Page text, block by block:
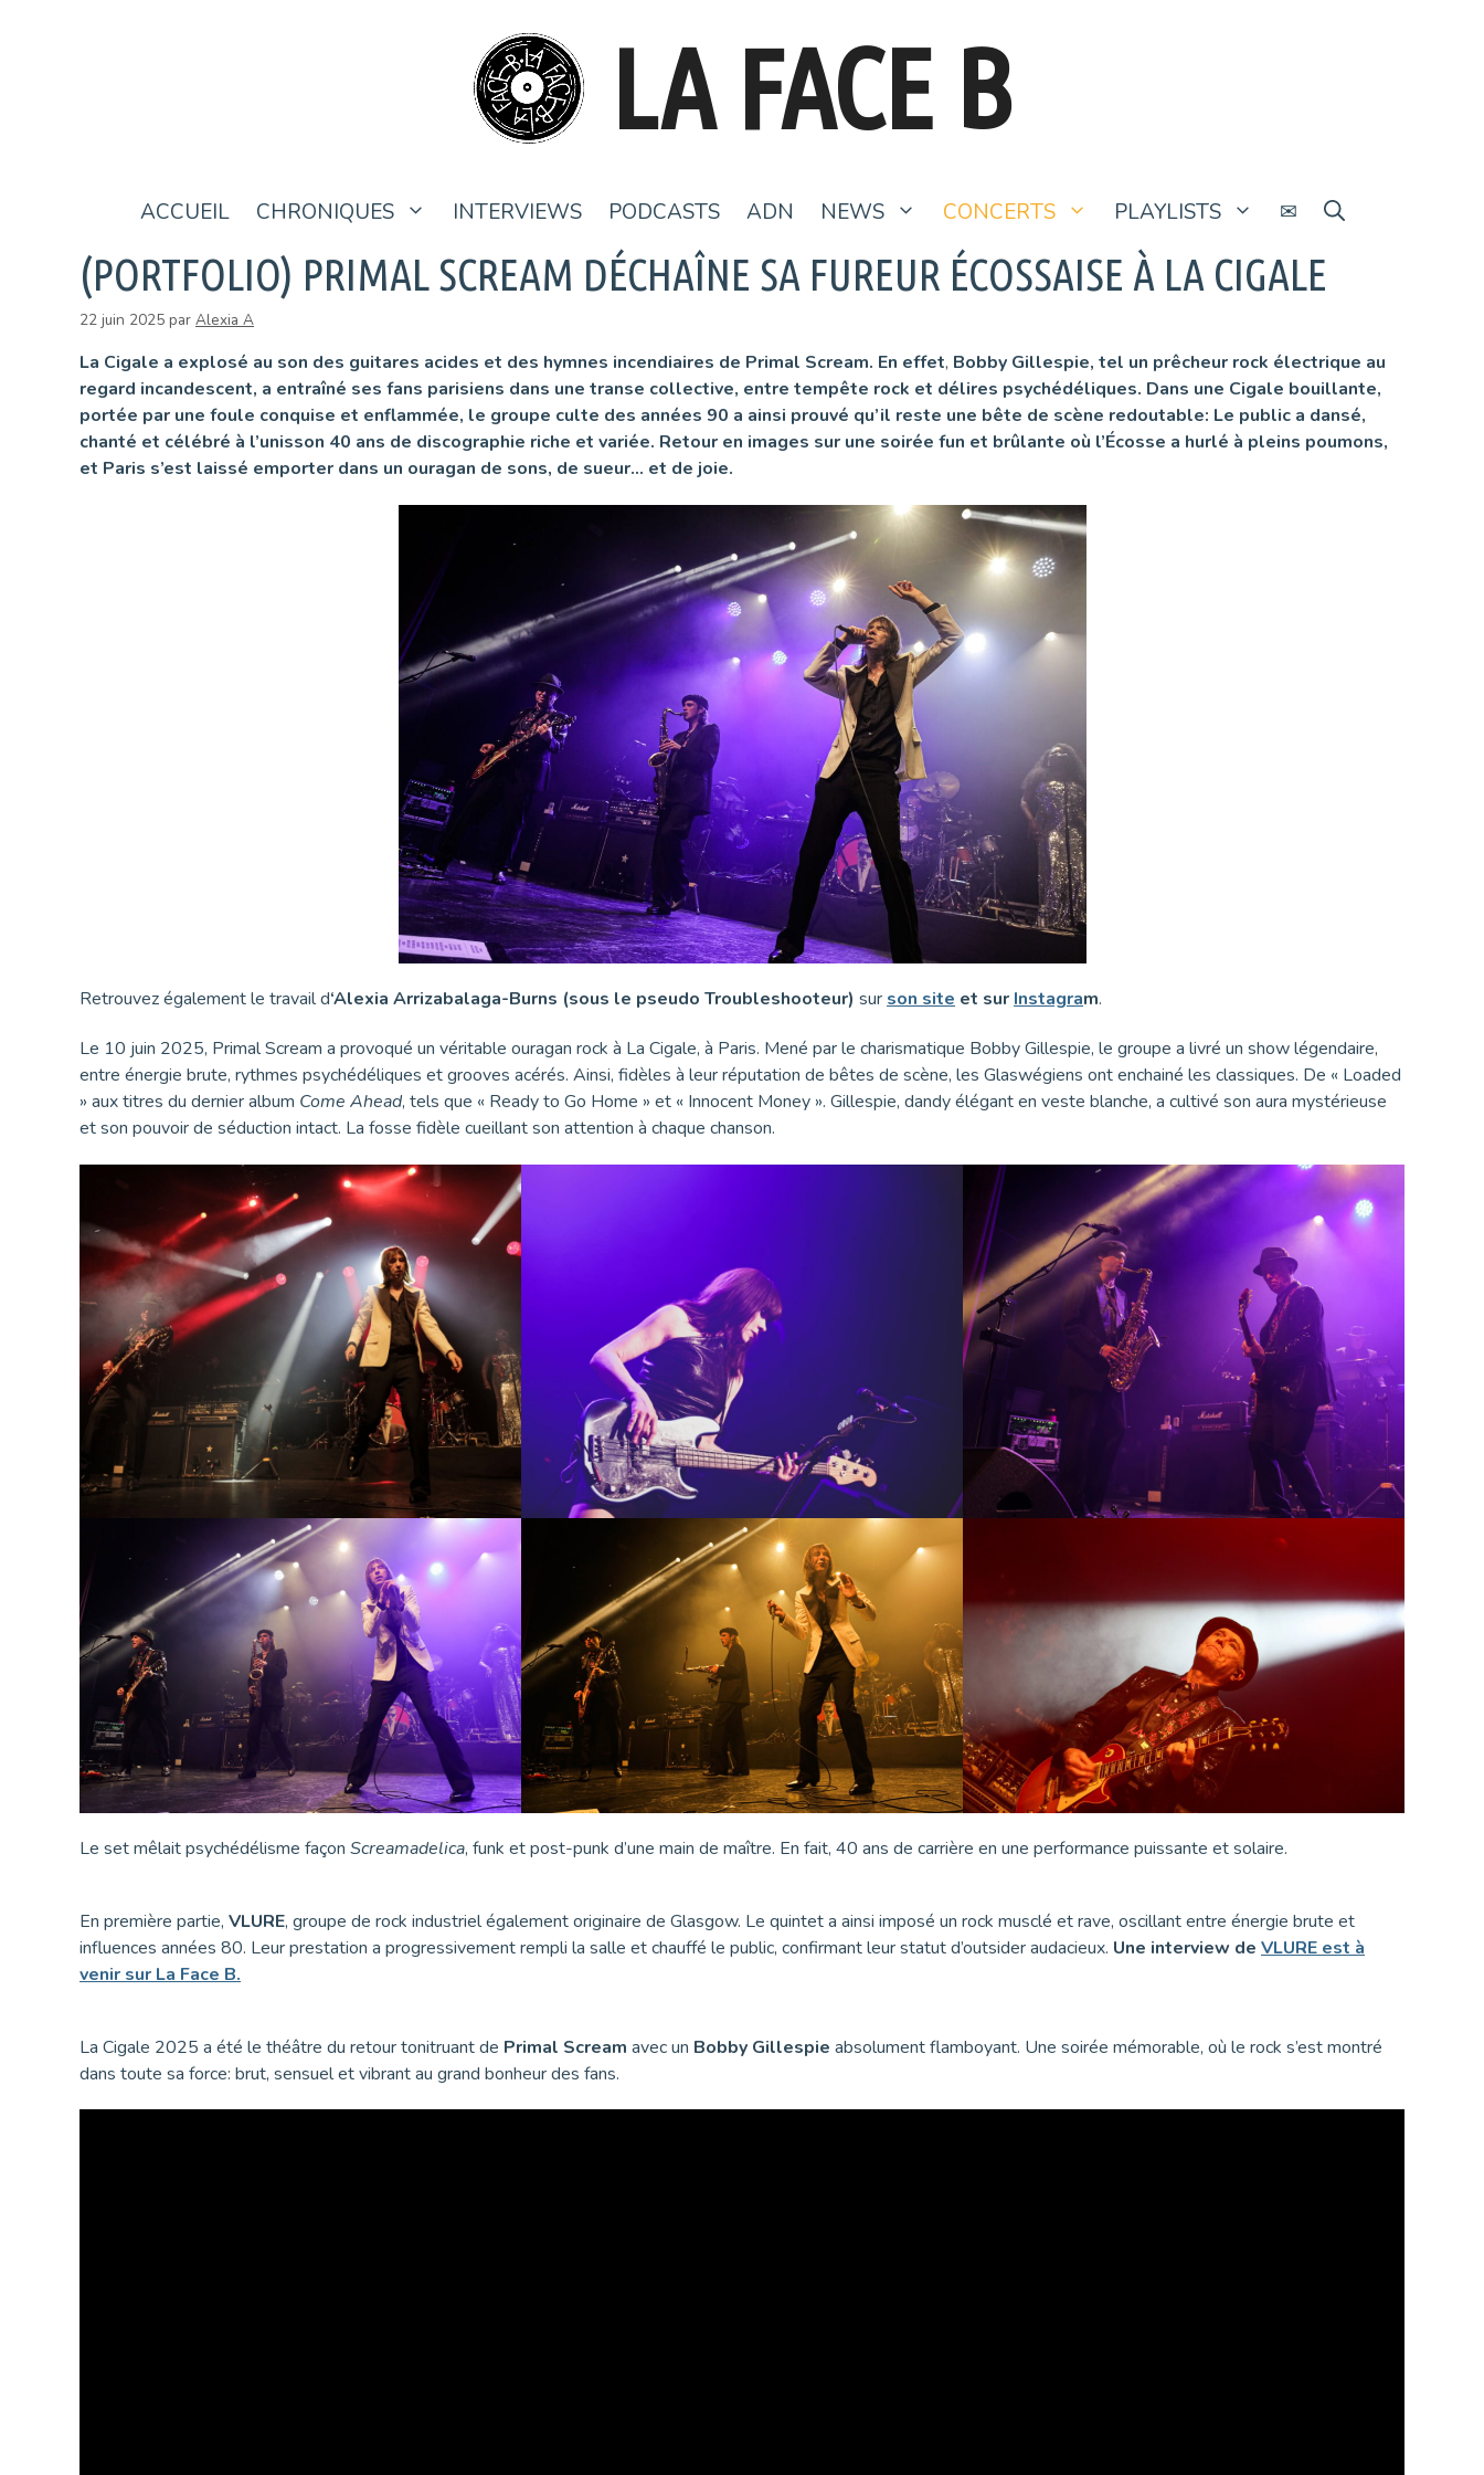
LA FACE B
ACCUEIL CHRONIQUES INTERVIEWS PODCASTS ADN NEWS CONCERTS PLAYLISTS ✉
(PORTFOLIO) PRIMAL SCREAM DÉCHAÎNE SA FUREUR ÉCOSSAISE À LA CIGALE
22 juin 2025 par Alexia A
La Cigale a explosé au son des guitares acides et des hymnes incendiaires de Primal Scream. En effet, Bobby Gillespie, tel un prêcheur rock électrique au
regard incandescent, a entraîné ses fans parisiens dans une transe collective, entre tempête rock et délires psychédéliques. Dans une Cigale bouillante,
portée par une foule conquise et enflammée, le groupe culte des années 90 a ainsi prouvé qu’il reste une bête de scène redoutable: Le public a dansé,
chanté et célébré à l’unisson 40 ans de discographie riche et variée. Retour en images sur une soirée fun et brûlante où l’Écosse a hurlé à pleins poumons,
et Paris s’est laissé emporter dans un ouragan de sons, de sueur… et de joie.
Retrouvez également le travail d‘Alexia Arrizabalaga-Burns (sous le pseudo Troubleshooteur) sur son site et sur Instagram.
Le 10 juin 2025, Primal Scream a provoqué un véritable ouragan rock à La Cigale, à Paris. Mené par le charismatique Bobby Gillespie, le groupe a livré un show légendaire,
entre énergie brute, rythmes psychédéliques et grooves acérés. Ainsi, fidèles à leur réputation de bêtes de scène, les Glaswégiens ont enchainé les classiques. De « Loaded
» aux titres du dernier album Come Ahead, tels que « Ready to Go Home » et « Innocent Money ». Gillespie, dandy élégant en veste blanche, a cultivé son aura mystérieuse
et son pouvoir de séduction intact. La fosse fidèle cueillant son attention à chaque chanson.
Le set mêlait psychédélisme façon Screamadelica, funk et post-punk d’une main de maître. En fait, 40 ans de carrière en une performance puissante et solaire.
En première partie, VLURE, groupe de rock industriel également originaire de Glasgow. Le quintet a ainsi imposé un rock musclé et rave, oscillant entre énergie brute et
influences années 80. Leur prestation a progressivement rempli la salle et chauffé le public, confirmant leur statut d’outsider audacieux. Une interview de VLURE est à
venir sur La Face B.
La Cigale 2025 a été le théâtre du retour tonitruant de Primal Scream avec un Bobby Gillespie absolument flamboyant. Une soirée mémorable, où le rock s’est montré
dans toute sa force: brut, sensuel et vibrant au grand bonheur des fans.